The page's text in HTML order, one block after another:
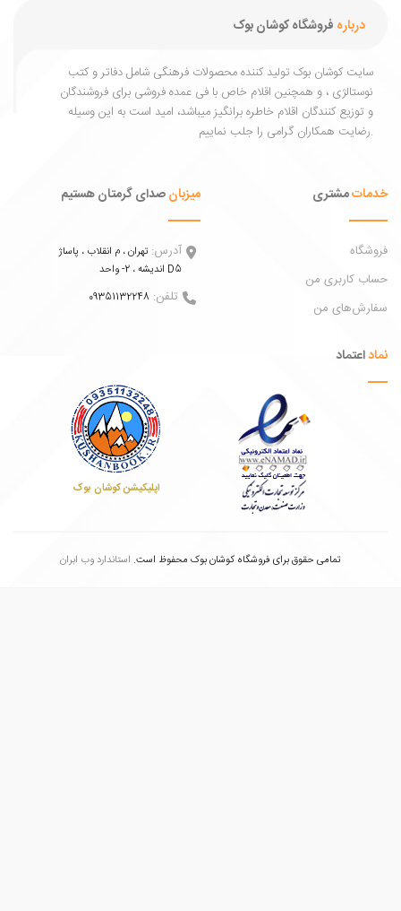
فروشگاه کوشان بوک
کوشان بوک تولید کننده محصولات فرهنگی شامل دفاتر و کتب
، و همچنین اقلام خاص با فی عمده فروشی برای فروشندگان
کنندگان اقلام خاطره برانگیز میباشد، امید است به این وسیله
مشتری
کاربری من
من
صدای گرمتان هستیم
آدرس:تهران ، م انقلاب ، پاساژ
تلفن:09351132248
اپلیکیشن کوشان بوک
تمامی حقوق برای فروشگاه کوشان بوک محفوظ است.استاندارد وب ابران